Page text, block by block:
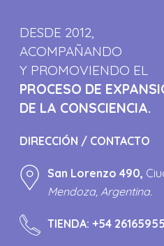
DESDE 2012,
ACOMPAÑANDO
Y PROMOVIENDO EL
PROCESO DE
DE LA CONSCIENCIA.
DIRECCIÓN / CONTACTO
San Lorenzo 490,
Mendoza, Argentina.
TIENDA:+54